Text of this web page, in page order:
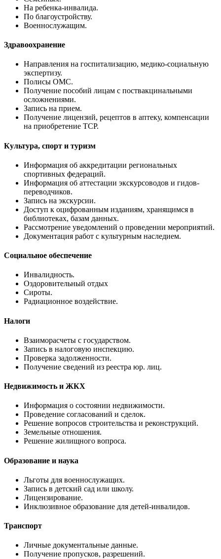
На ребенка-инвалида.
По благоустройству.
Военнослужащим.
Здравоохранение
Направления на госпитализацию, медико-социальную
экспертизу.
Полисы ОМС.
Получение пособий лицам с поствакцинальными
осложнениями.
Запись на прием.
Получение лицензий, рецептов в аптеку, компенсации
на приобретение ТСР.
Культура, спорт и туризм
Информация об аккредитации региональных
спортивных федераций.
Информация об аттестации экскурсоводов и гидов-
переводчиков.
Запись на экскурсии.
Доступ к оцифрованным изданиям, хранящимся в
библиотеках, базам данных.
Рассмотрение уведомлений о проведении мероприятий.
Документация работ с культурным наследием.
Социальное обеспечение
Инвалидность.
Оздоровительный отдых
Сироты.
Радиационное воздействие.
Налоги
Взаиморасчеты с государством.
Запись в налоговую инспекцию.
Проверка задолженности.
Получение сведений из реестра юр. лиц.
Недвижимость и ЖКХ
Информация о состоянии недвижимости.
Проведение согласований и сделок.
Решение вопросов строительства и реконструкций.
Земельные отношения.
Решение жилищного вопроса.
Образование и наука
Льготы для военнослужащих.
Запись в детский сад или школу.
Лицензирование.
Инклюзивное образование для детей-инвалидов.
Транспорт
Личные документальные данные.
Получение пропусков, разрешений.